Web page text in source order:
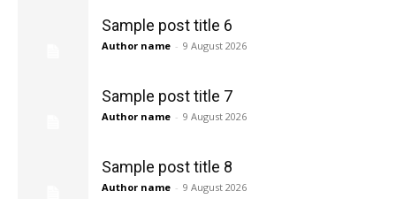
Sample post title 6
Author name - 9 August 2026
Sample post title 7
Author name - 9 August 2026
Sample post title 8
Author name - 9 August 2026